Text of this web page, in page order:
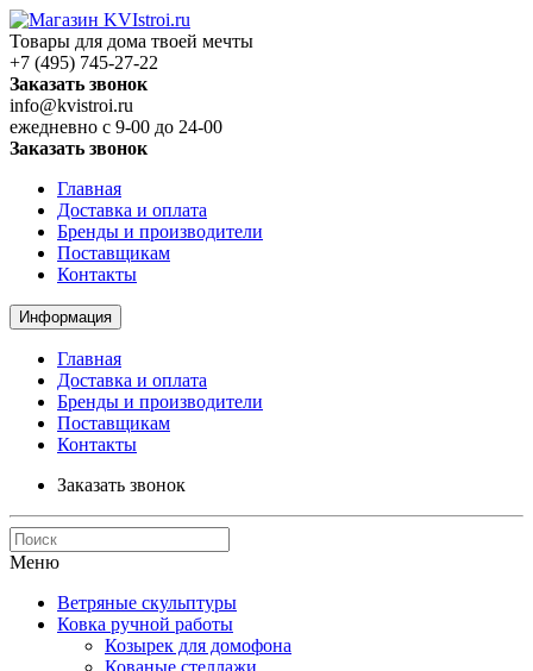
Товары для дома твоей мечты
+7 (495) 745-27-22
Заказать звонок
info@kvistroi.ru
ежедневно с 9-00 до 24-00
Заказать звонок
Главная
Доставка и оплата
Бренды и производители
Поставщикам
Контакты
Информация
Главная
Доставка и оплата
Бренды и производители
Поставщикам
Контакты
Заказать звонок
Меню
Ветряные скульптуры
Ковка ручной работы
Козырек для домофона
Кованые стеллажи